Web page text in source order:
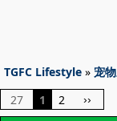
TGFC Lifestyle » 宠
27
1 2 ››